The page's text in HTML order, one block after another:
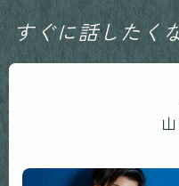
すぐに話したく